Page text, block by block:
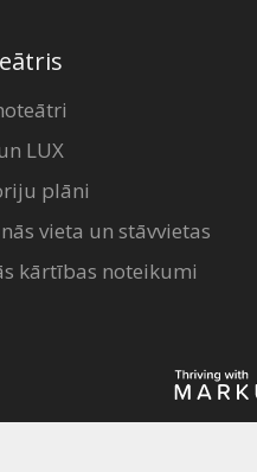
LUX
plāni
vieta un stāvvietas
kārtības noteikumi